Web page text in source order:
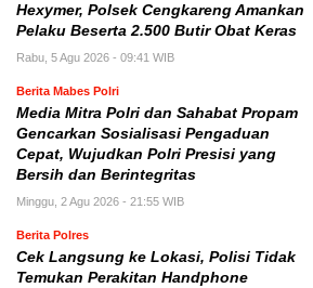
Hexymer, Polsek Cengkareng Amankan
Pelaku Beserta 2.500 Butir Obat Keras
Rabu, 5 Agu 2026 - 09:41 WIB
Berita Mabes Polri
Media Mitra Polri dan Sahabat Propam
Gencarkan Sosialisasi Pengaduan
Cepat, Wujudkan Polri Presisi yang
Bersih dan Berintegritas
Minggu, 2 Agu 2026 - 21:55 WIB
Berita Polres
Cek Langsung ke Lokasi, Polisi Tidak
Temukan Perakitan Handphone